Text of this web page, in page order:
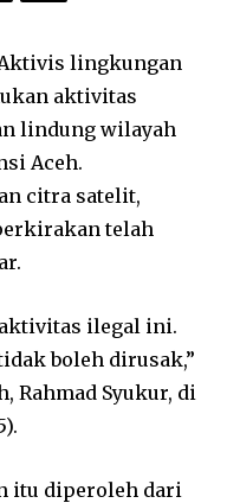
lingkungan
aktivitas
lindung wilayah
Aceh.
citra satelit,
telah
ilegal ini.
boleh dirusak,”
Rahmad Syukur, di
itu diperoleh dari